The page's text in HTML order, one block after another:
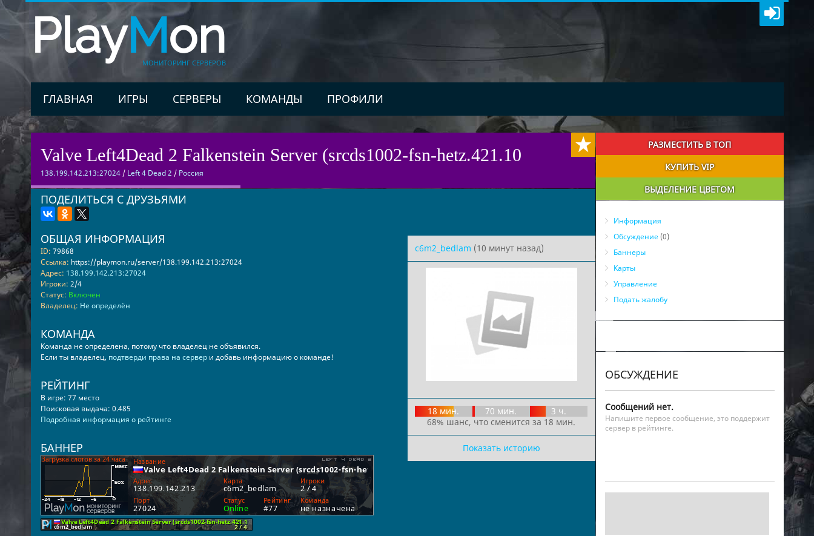
PlayMon
МОНИТОРИНГ СЕРВЕРОВ
ГЛАВНАЯ ИГРЫ СЕРВЕРЫ КОМАНДЫ ПРОФИЛИ
Valve Left4Dead 2 Falkenstein Server (srcds1002-fsn-hetz.421.10
138.199.142.213:27024/ Left 4 Dead 2 / Россия
ПОДЕЛИТЬСЯ С ДРУЗЬЯМИ
c6m2_bedlam (10 минут назад)
18 мин. 70 мин.
3 ч.
68% шанс, что сменится за 18 мин.
Показать историю
ОБЩАЯ ИНФОРМАЦИЯ
ID: 79868
Ссылка: https://playmon.ru/server/138.199.142.213:27024
Адрес: 138.199.142.213:27024
Игроки: 2/4
Статус: Включен
Владелец: Не определён
КОМАНДА
Команда не определена, потому что владелец не объявился.
Если ты владелец, подтверди права на сервери добавь информацию о команде!
РЕЙТИНГ
В игре: 77 место
Поисковая выдача: 0.485
Подробная информация о рейтинге
БАННЕР
РАЗМЕСТИТЬ В ТОП
КУПИТЬ VIP
ВЫДЕЛЕНИЕ ЦВЕТОМ
Информация
Обсуждение(0)
Баннеры
Карты
Управление
Подать жалобу
ОБСУЖДЕНИЕ
Сообщений нет.
Напишите первое сообщение, это поддержит
сервер в рейтинге.